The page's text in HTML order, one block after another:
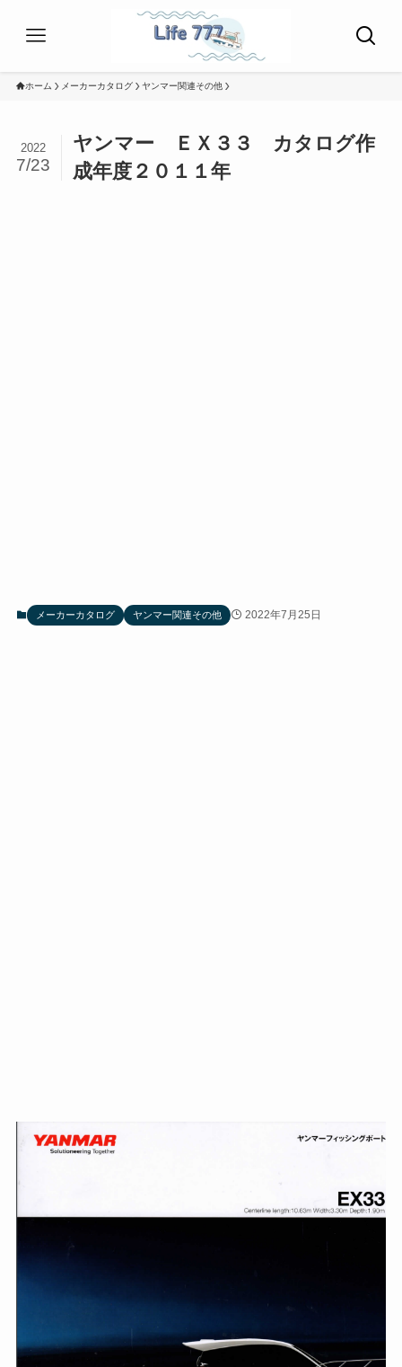
ホーム メーカーカタログ ヤンマー関連その他
ヤンマー ＥＸ３３ カタログ作
成年度２０１１年
2022
7/23
メーカーカタログ ヤンマー関連その他 2022年7月25日